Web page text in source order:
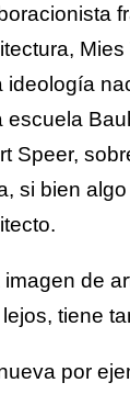
ideología
escuela
Speer,
si bien
imagen de
tiene
por